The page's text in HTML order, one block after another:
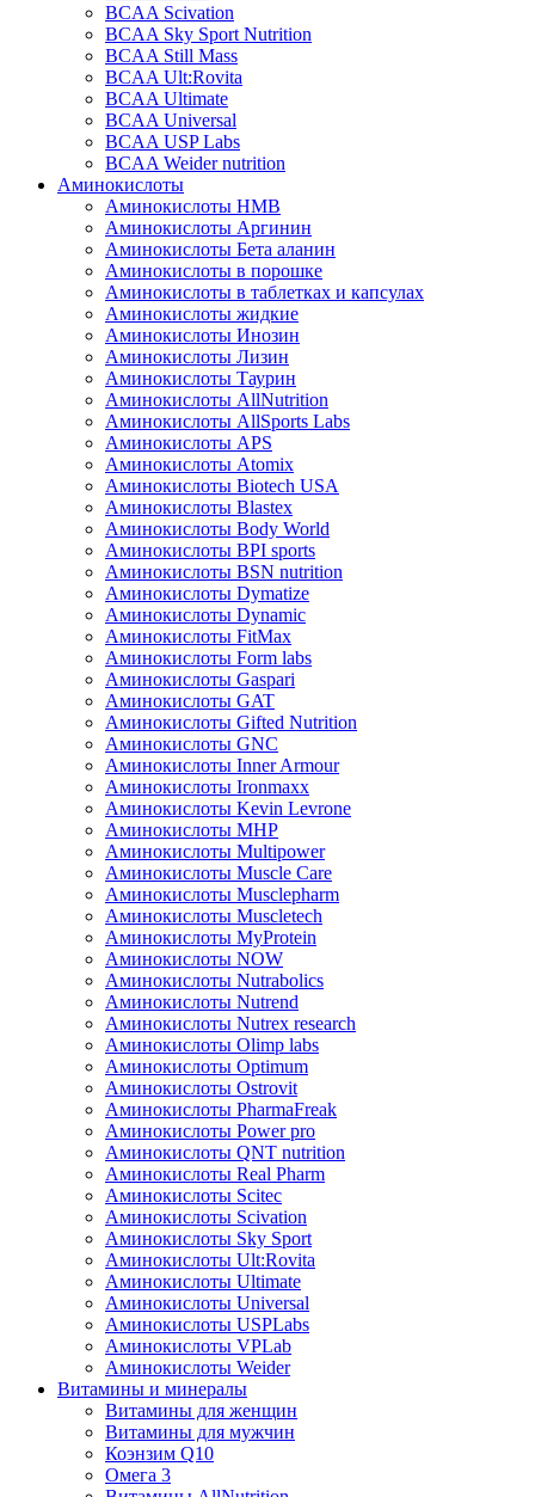
BCAA Scivation
BCAA Sky Sport Nutrition
BCAA Still Mass
BCAA Ult:Rovita
BCAA Ultimate
BCAA Universal
BCAA USP Labs
BCAA Weider nutrition
Аминокислоты
Аминокислоты HMB
Аминокислоты Аргинин
Аминокислоты Бета аланин
Аминокислоты в порошке
Аминокислоты в таблетках и капсулах
Аминокислоты жидкие
Аминокислоты Инозин
Аминокислоты Лизин
Аминокислоты Таурин
Аминокислоты AllNutrition
Аминокислоты AllSports Labs
Аминокислоты APS
Аминокислоты Atomix
Аминокислоты Biotech USA
Аминокислоты Blastex
Аминокислоты Body World
Аминокислоты BPI sports
Аминокислоты BSN nutrition
Аминокислоты Dymatize
Аминокислоты Dynamic
Аминокислоты FitMax
Аминокислоты Form labs
Аминокислоты Gaspari
Аминокислоты GAT
Аминокислоты Gifted Nutrition
Аминокислоты GNC
Аминокислоты Inner Armour
Аминокислоты Ironmaxx
Аминокислоты Kevin Levrone
Аминокислоты MHP
Аминокислоты Multipower
Аминокислоты Muscle Care
Аминокислоты Musclepharm
Аминокислоты Muscletech
Аминокислоты MyProtein
Аминокислоты NOW
Аминокислоты Nutrabolics
Аминокислоты Nutrend
Аминокислоты Nutrex research
Аминокислоты Olimp labs
Аминокислоты Optimum
Аминокислоты Ostrovit
Аминокислоты PharmaFreak
Аминокислоты Power pro
Аминокислоты QNT nutrition
Аминокислоты Real Pharm
Аминокислоты Scitec
Аминокислоты Scivation
Аминокислоты Sky Sport
Аминокислоты Ult:Rovita
Аминокислоты Ultimate
Аминокислоты Universal
Аминокислоты USPLabs
Аминокислоты VPLab
Аминокислоты Weider
Витамины и минералы
Витамины для женщин
Витамины для мужчин
Коэнзим Q10
Омега 3